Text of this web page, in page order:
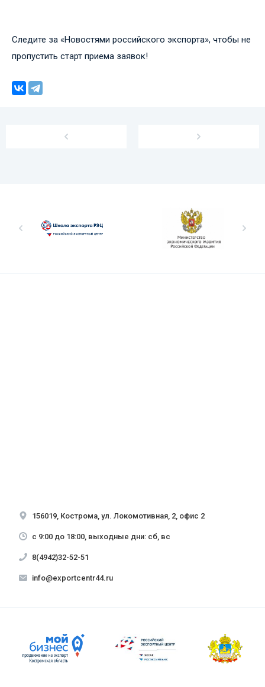
Следите за «Новостями российского экспорта», чтобы не
пропустить старт приема заявок!
156019, Кострома, ул. Локомотивная, 2, офис 2
с 9:00 до 18:00, выходные дни: сб, вс
8(4942)32-52-51
info@exportcentr44.ru